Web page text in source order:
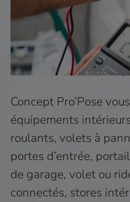
Concept Pro’Pose
équipements
roulants, volets à
portes d’entrée,
de garage, volet ou
connectés, stores